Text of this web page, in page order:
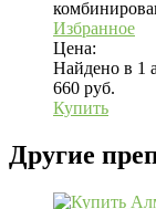
Избранное
Цена:
Найдено в 1
660 руб.
Купить
Другие